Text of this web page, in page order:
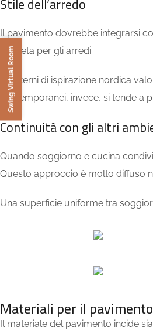
Stile dell’arredo
Il pavimento dovrebbe integrarsi
discreta per gli arredi.
Gli interni di ispirazione nordica
contemporanei, invece, si tende
Continuità con gli altri
Quando soggiorno e cucina
Questo approccio è molto diffuso
Una superficie uniforme tra
Materiali per il
Il materiale del pavimento incide
Swing Virtual Room